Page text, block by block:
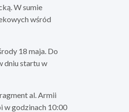
W sumie
wśród
18 maja. Do
dniu startu w
al. Armii
w godzinach 10:00